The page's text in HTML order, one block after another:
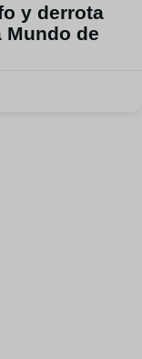
y derrota
Mundo de